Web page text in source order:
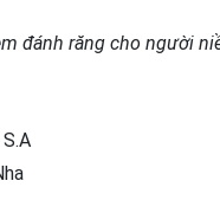
đánh răng cho người